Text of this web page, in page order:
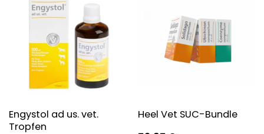
Engystol ad us. vet.
Tropfen
Heel Vet SUC-Bundle